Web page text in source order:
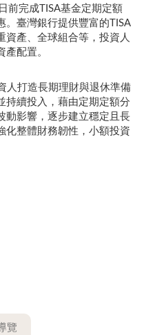
前完成TISA基金定期定額
。臺灣銀行提供豐富的TISA
資產、全球組合等，投資人
產配置。
人打造長期理財與退休準備
持續投入，藉由定期定額分
動影響，逐步建立穩定且長
化整體財務韌性，小額投資
覽